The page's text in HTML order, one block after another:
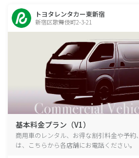
トヨタレンタカー東新宿
新宿区歌舞伎町2-3-21
基本料金プラン（V1）
商用車のレンタル、お得な割引料金や予
は、こちらから各店舗にお電話ください。